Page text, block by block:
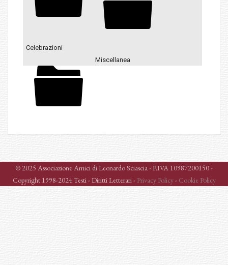
Celebrazioni
Miscellanea
© 2025 Associazione Amici di Leonardo Sciascia - P.IVA 10987200150 -
Copyright 1998-2024 Testi - Diritti Letterari - Privacy Policy- Cookie Policy